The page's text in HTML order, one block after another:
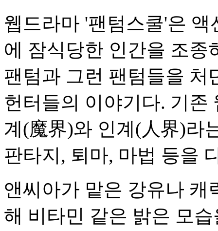
웹드라마 '팬텀스쿨'은
에 잠식당한 인간을 조종
팬텀과 그런 팬텀들을 처
헌터들의 이야기다. 기존
계(魔界)와 인계(人界)라
판타지, 퇴마, 마법 등을
앤씨아가 맡은 강유나 캐
해 비타민 같은 밝은 모